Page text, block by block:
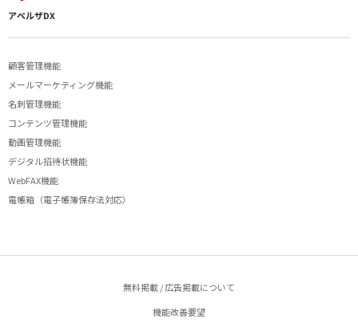
アペルザDX
顧客管理機能
メールマーケティング機能
名刺管理機能
コンテンツ管理機能
動画管理機能
デジタル招待状機能
WebFAX機能
電帳箱（電子帳簿保存法対応）
無料掲載 / 広告掲載について
機能改善要望